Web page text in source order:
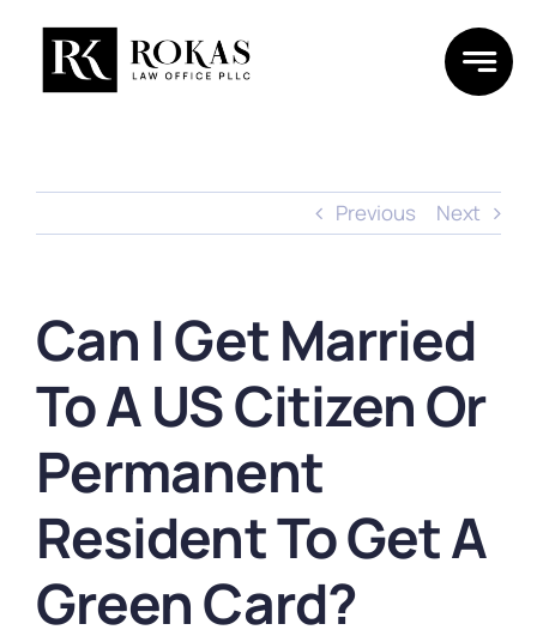
content
Previous Next
Can I Get Married
To A US Citizen Or
Permanent
Resident To Get A
Green Card?